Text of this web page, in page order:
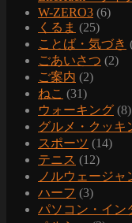
W-ZERO3 (6)
くるま (25)
ことば・気づき
ごあいさつ (2)
ご案内 (2)
ねこ (31)
ウォーキング (8)
グルメ・クッキ
スポーツ (14)
テニス (12)
ノルウェージャ
ハーフ (3)
パソコン・イン